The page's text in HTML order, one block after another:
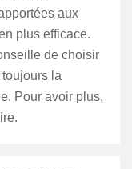
aux
plus efficace.
de choisir
la
Pour avoir plus,